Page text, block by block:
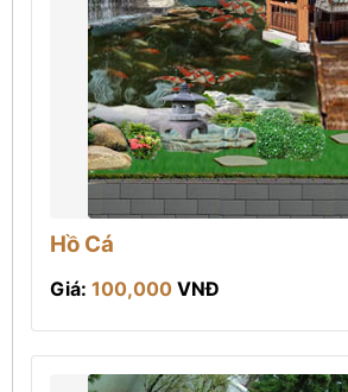
Hồ Cá
Giá: 100,000 VNĐ